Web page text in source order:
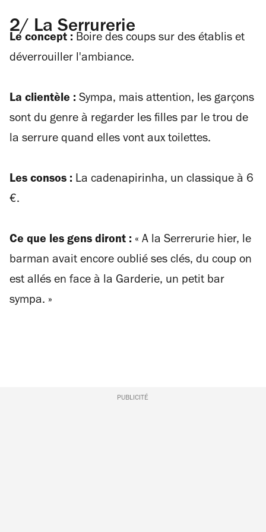
2/ La Serrurerie
Le concept : Boire des coups sur des établis et
déverrouiller l'ambiance.
La clientèle : Sympa, mais attention, les garçons
sont du genre à regarder les filles par le trou de
la serrure quand elles vont aux toilettes.
Les consos : La cadenapirinha, un classique à 6
€.
Ce que les gens diront : « A la Serrerurie hier, le
barman avait encore oublié ses clés, du coup on
est allés en face à la Garderie, un petit bar
sympa. »
PUBLICITÉ